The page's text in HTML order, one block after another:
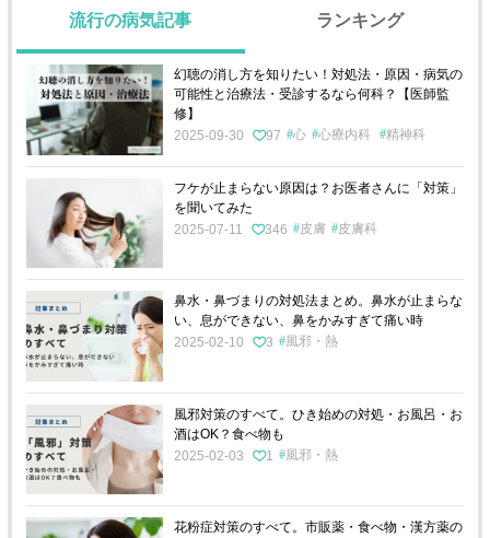
流行の病気記事 ランキング
幻聴の消し方を知りたい！対処法・原因・病気の
可能性と治療法・受診するなら何科？【医師監
修】
2025-09-30
97 心 心療内科 精神科
フケが止まらない原因は？お医者さんに「対策」
を聞いてみた
2025-07-11
346 皮膚 皮膚科
鼻水・鼻づまりの対処法まとめ。鼻水が止まらな
い、息ができない、鼻をかみすぎて痛い時
2025-02-10
3 風邪・熱
風邪対策のすべて。ひき始めの対処・お風呂・お
酒はOK？食べ物も
2025-02-03
1 風邪・熱
花粉症対策のすべて。市販薬・食べ物・漢方薬の